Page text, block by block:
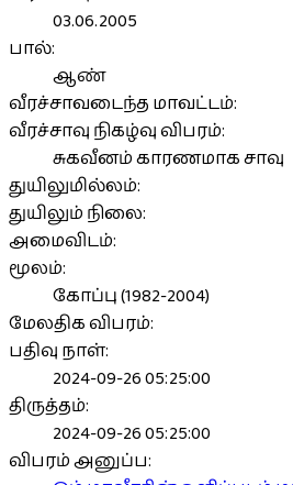
03.06.2005
பால்:
ஆண்
வீரச்சாவடைந்த மாவட்டம்:
வீரச்சாவு நிகழ்வு விபரம்:
சுகவீனம் காரணமாக சாவு
துயிலுமில்லம்:
துயிலும் நிலை:
அமைவிடம்:
மூலம்:
கோப்பு (1982-2004)
மேலதிக விபரம்:
பதிவு நாள்:
2024-09-26 05:25:00
திருத்தம்:
2024-09-26 05:25:00
விபரம் அனுப்ப: